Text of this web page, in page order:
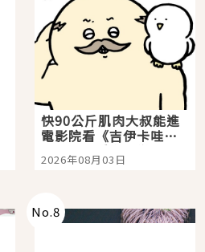
快90公斤肌肉大叔能進
電影院看《吉伊卡哇》
嗎？日本重金屬樂團
「打首」會長與nagano
2026年08月03日
No.8